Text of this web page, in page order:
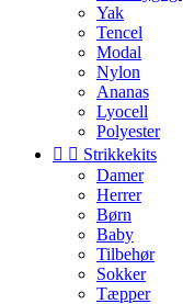
Yak
Tencel
Modal
Nylon
Ananas
Lyocell
Polyester
  Strikkekits
Damer
Herrer
Børn
Baby
Tilbehør
Sokker
Tæpper